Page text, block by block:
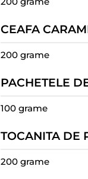
CEAFA
200 grame
PACHETELE
100 grame
TOCANITA DE
200 grame